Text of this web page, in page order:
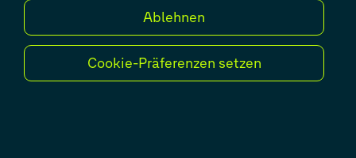
Ablehnen
Cookie-Präferenzen setzen
LOVE IT.
Die Volkswagen Group Digital Solutions